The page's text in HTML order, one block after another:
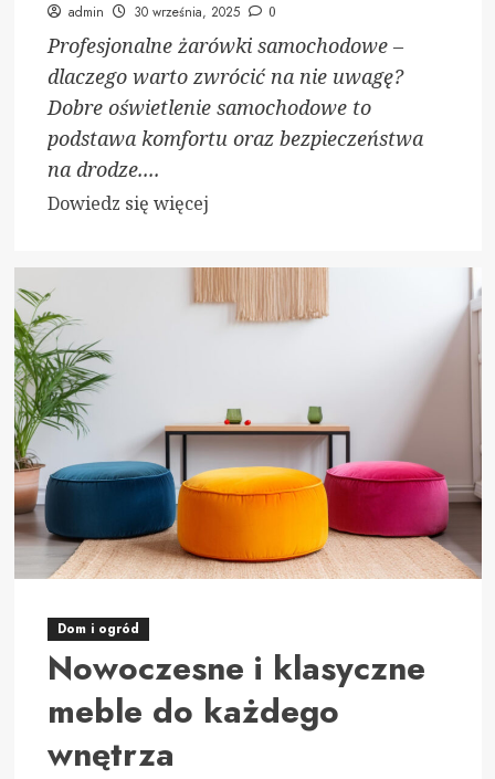
admin 30 września, 2025 0
Profesjonalne żarówki samochodowe –
dlaczego warto zwrócić na nie uwagę?
Dobre oświetlenie samochodowe to
podstawa komfortu oraz bezpieczeństwa
na drodze....
Dowiedz się więcejDowiedz
o
Jak
samochodowe:
praktyczne
wskazówki
i
Dom i ogród
Nowoczesne i klasyczne
meble do każdego
wnętrza